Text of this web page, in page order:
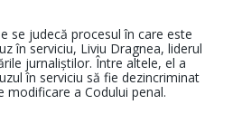
se judecă procesul în care este
în serviciu, Liviu Dragnea, liderul
jurnaliștilor. Între altele, el a
în serviciu să fie dezincriminat
modificare a Codului penal.